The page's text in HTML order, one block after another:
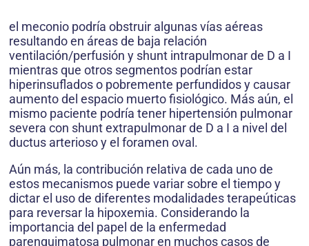
el meconio podría obstruir algunas vías aéreas
resultando en áreas de baja relación
ventilación/perfusión y shunt intrapulmonar de D a I
mientras que otros segmentos podrían estar
hiperinsuflados o pobremente perfundidos y causar
aumento del espacio muerto fisiológico. Más aún, el
mismo paciente podría tener hipertensión pulmonar
severa con shunt extrapulmonar de D a I a nivel del
ductus arterioso y el foramen oval.
Aún más, la contribución relativa de cada uno de
estos mecanismos puede variar sobre el tiempo y
dictar el uso de diferentes modalidades terapeúticas
para reversar la hipoxemia. Considerando la
importancia del papel de la enfermedad
parenquimatosa pulmonar en muchos casos de